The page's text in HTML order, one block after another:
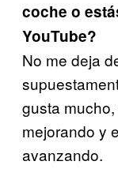
coche o
YouTube?
No me deja
gusta
mejorando y
avanzando.